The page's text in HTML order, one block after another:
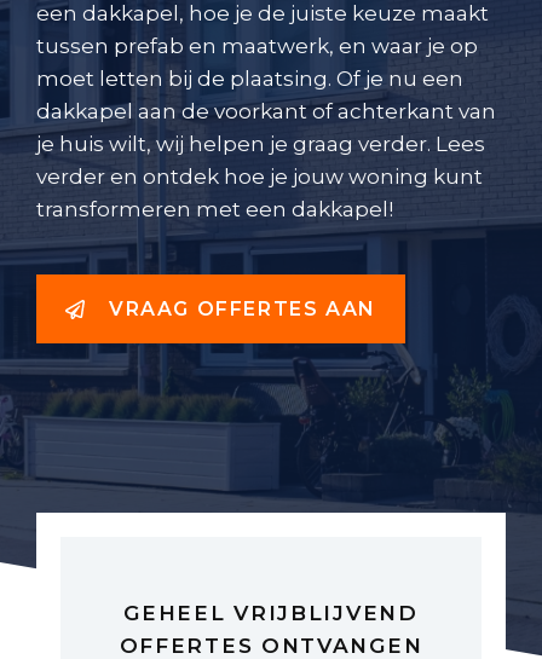
een dakkapel, hoe je de juiste keuze maakt
tussen prefab en maatwerk, en waar je op
moet letten bij de plaatsing. Of je nu een
dakkapel aan de voorkant of achterkant van
je huis wilt, wij helpen je graag verder. Lees
verder en ontdek hoe je jouw woning kunt
transformeren met een dakkapel!
VRAAG OFFERTES AAN
GEHEEL VRIJBLIJVEND
OFFERTES ONTVANGEN